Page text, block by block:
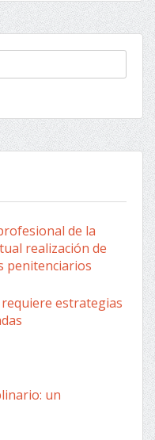
de la
realización de
penitenciarios
estrategias
un